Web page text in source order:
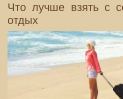
Что лучше взять с
отдых